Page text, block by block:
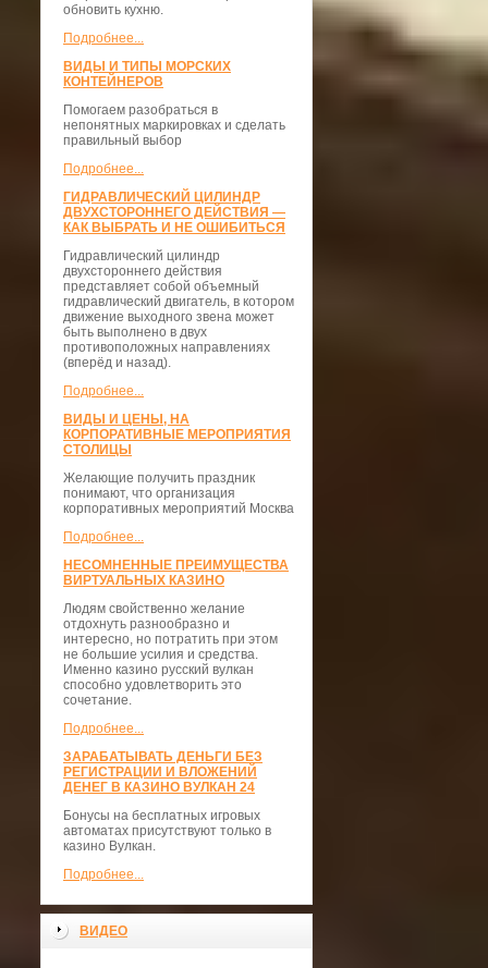
обновить кухню.
Подробнее...
ВИДЫ И ТИПЫ МОРСКИХ
КОНТЕЙНЕРОВ
Помогаем разобраться в
непонятных маркировках и сделать
правильный выбор
Подробнее...
ГИДРАВЛИЧЕСКИЙ ЦИЛИНДР
ДВУХСТОРОННЕГО ДЕЙСТВИЯ —
КАК ВЫБРАТЬ И НЕ ОШИБИТЬСЯ
Гидравлический цилиндр
двухстороннего действия
представляет собой объемный
гидравлический двигатель, в котором
движение выходного звена может
быть выполнено в двух
противоположных направлениях
(вперёд и назад).
Подробнее...
ВИДЫ И ЦЕНЫ, НА
КОРПОРАТИВНЫЕ МЕРОПРИЯТИЯ
СТОЛИЦЫ
Желающие получить праздник
понимают, что организация
корпоративных мероприятий Москва
Подробнее...
НЕСОМНЕННЫЕ ПРЕИМУЩЕСТВА
ВИРТУАЛЬНЫХ КАЗИНО
Людям свойственно желание
отдохнуть разнообразно и
интересно, но потратить при этом
не большие усилия и средства.
Именно казино русский вулкан
способно удовлетворить это
сочетание.
Подробнее...
ЗАРАБАТЫВАТЬ ДЕНЬГИ БЕЗ
РЕГИСТРАЦИИ И ВЛОЖЕНИЙ
ДЕНЕГ В КАЗИНО ВУЛКАН 24
Бонусы на бесплатных игровых
автоматах присутствуют только в
казино Вулкан.
Подробнее...
ВИДЕО